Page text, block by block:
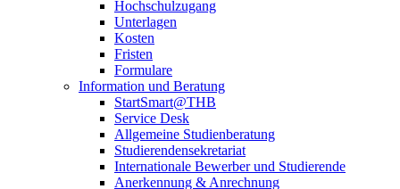
Hochschulzugang
Unterlagen
Kosten
Fristen
Formulare
Information und Beratung
StartSmart@THB
Service Desk
Allgemeine Studienberatung
Studierendensekretariat
Internationale Bewerber und Studierende
Anerkennung & Anrechnung